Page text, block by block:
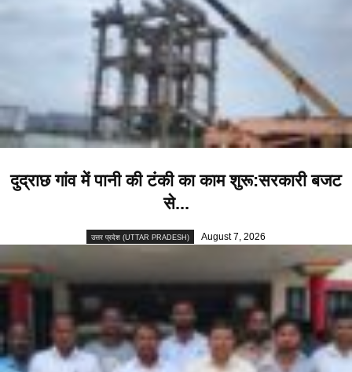
दुद्राछ गांव में पानी की टंकी का काम शुरू:सरकारी बजट
से...
उत्तर प्रदेश (UTTAR PRADESH) August 7, 2026